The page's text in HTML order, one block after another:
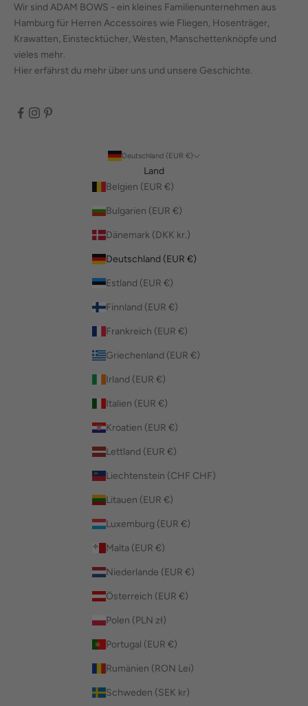
Wir sind ADAM BOWS - ein kleines Familienunternehmen aus
Hamburg für Herren Accessoires wie Fliegen, Hosenträger,
Krawatten, Einstecktücher, Westen, Manschettenknöpfe und
vieles mehr.
Hier erfährst du mehr über uns und unsere Geschichte.
Deutschland (EUR €)
Land
Belgien (EUR €)
Bulgarien (EUR €)
Dänemark (DKK kr.)
Deutschland (EUR €)
Estland (EUR €)
Finnland (EUR €)
Frankreich (EUR €)
Griechenland (EUR €)
Irland (EUR €)
Italien (EUR €)
Kroatien (EUR €)
Lettland (EUR €)
Liechtenstein (CHF CHF)
Litauen (EUR €)
Luxemburg (EUR €)
Malta (EUR €)
Niederlande (EUR €)
Österreich (EUR €)
Polen (PLN zł)
Portugal (EUR €)
Rumänien (RON Lei)
Schweden (SEK kr)